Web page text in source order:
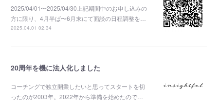
2025/04/01〜2025/04/30上記期間中のお申し込みの
方に限り、4月半ば〜6月末にて面談の日程調整を…
2025.04.01 02:34
20周年を機に法人化しました
コーチングで独立開業したいと思ってスタートを切
ったのが2003年。2022年から準備を始めたので…